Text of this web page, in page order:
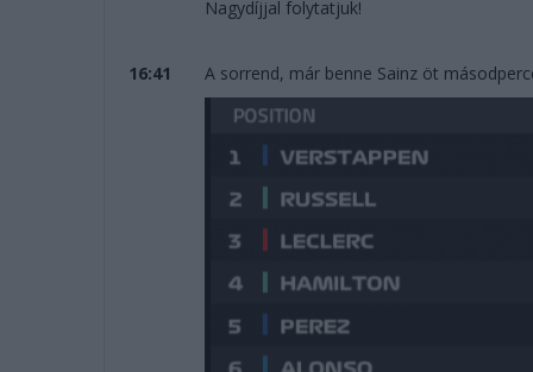
Nagydíjjal folytatjuk!
16:41 A sorrend, már benne Sainz öt